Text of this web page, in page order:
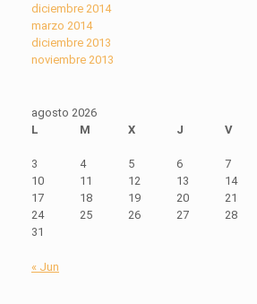
diciembre 2014
marzo 2014
diciembre 2013
noviembre 2013
agosto 2026
L
M X J V
3
4 5 6 7
10
11 12 13 14
17
18 19 20 21
24
25 26 27 28
31
« Jun